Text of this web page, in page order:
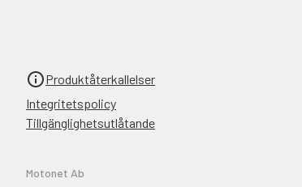
Produktåterkallelser
Integritetspolicy
Tillgänglighetsutlåtande
Motonet Ab